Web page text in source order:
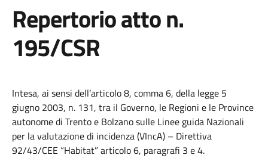
Repertorio atto n.
195/CSR
Intesa, ai sensi dell’articolo 8, comma 6, della legge 5
giugno 2003, n. 131, tra il Governo, le Regioni e le Province
autonome di Trento e Bolzano sulle Linee guida Nazionali
per la valutazione di incidenza (VIncA) – Direttiva
92/43/CEE “Habitat” articolo 6, paragrafi 3 e 4.